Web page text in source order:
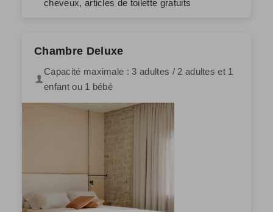
cheveux, articles de toilette gratuits
Chambre Deluxe
Capacité maximale : 3 adultes / 2 adultes et 1
enfant ou 1 bébé